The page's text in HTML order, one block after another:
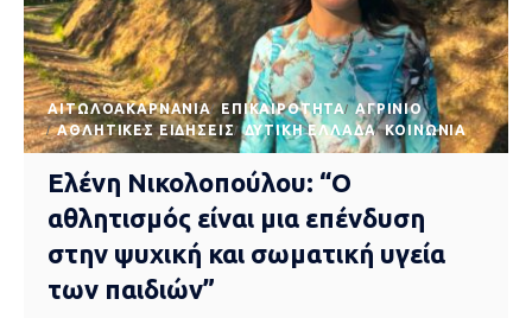
AΙΤΩΛΟΑΚΑΡΝΑΝΊΑ EΠΙΚΑΙΡΌΤΗΤΑ
ΑΓΡΊΝΙΟ
ΑΘΛΗΤΙΚΈΣ ΕΙΔΉΣΕΙΣ
ΔΥΤΙΚΉ ΕΛΛΆΔΑ ΚΟΙΝΩΝΊΑ
Ελένη Νικολοπούλου: “Ο
αθλητισμός είναι μια επένδυση
στην ψυχική και σωματική υγεία
των παιδιών”